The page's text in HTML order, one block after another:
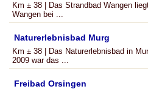
Km ± 38 | Das Strandbad Wangen
Wangen bei ...
Naturerlebnisbad Murg
Km ± 38 | Das Naturerlebnisbad in
2009 war das ...
Freibad Orsingen